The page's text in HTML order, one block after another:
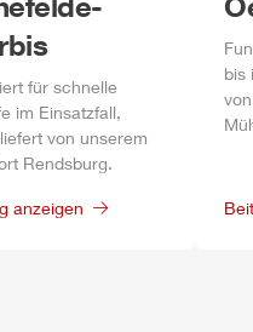
für schnelle
im Einsatzfall,
von unserem
Rendsburg.
anzeigen
bis